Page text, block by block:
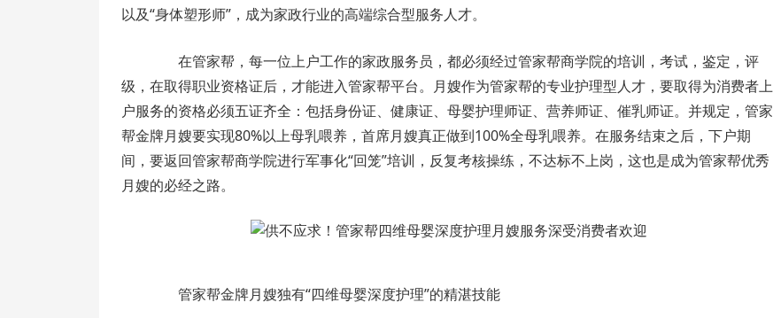
以及“身体塑形师”，成为家政行业的高端综合型服务人才。
在管家帮，每一位上户工作的家政服务员，都必须经过管家帮商学院的培训，考试，鉴定，评
级，在取得职业资格证后，才能进入管家帮平台。月嫂作为管家帮的专业护理型人才，要取得为消费者上
户服务的资格必须五证齐全：包括身份证、健康证、母婴护理师证、营养师证、催乳师证。并规定，管家
帮金牌月嫂要实现80%以上母乳喂养，首席月嫂真正做到100%全母乳喂养。在服务结束之后，下户期
间，要返回管家帮商学院进行军事化“回笼”培训，反复考核操练，不达标不上岗，这也是成为管家帮优秀
月嫂的必经之路。
管家帮金牌月嫂独有“四维母婴深度护理”的精湛技能